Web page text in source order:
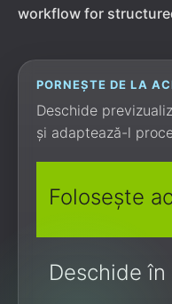
workflow for
PORNEȘTE DE LA
Deschide
și adaptează-l
Folosește
Deschide